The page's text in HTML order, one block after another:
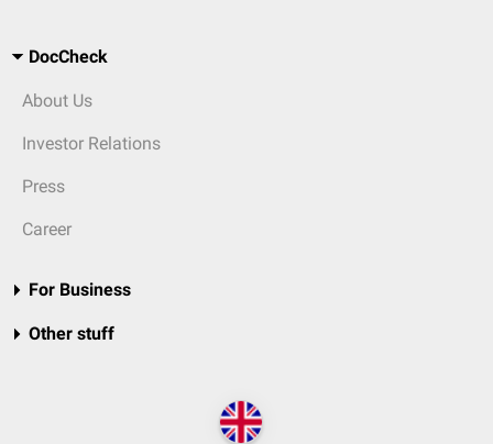
DocCheck
About Us
Investor Relations
Press
Career
For Business
Other stuff